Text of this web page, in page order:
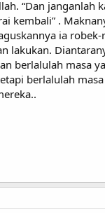
“Dan janganlah
.
ia
berlalulah masa
berlalulah